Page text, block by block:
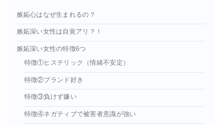
嫉妬心はなぜ生まれるの？
嫉妬深い女性は自覚アリ？！
嫉妬深い女性の特徴6つ
特徴①ヒステリック（情緒不安定）
特徴②ブランド好き
特徴③負けず嫌い
特徴④ネガティブで被害者意識が強い